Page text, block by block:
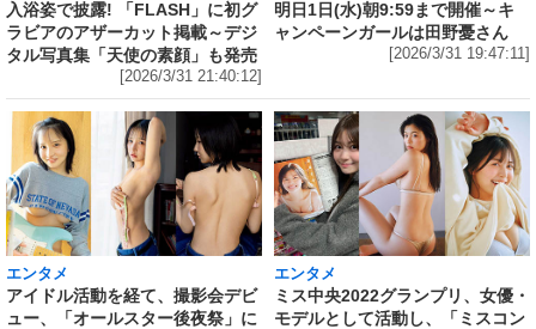
入浴姿で披露! 「FLASH」に初グ
ラビアのアザーカット掲載～デジ
タル写真集「天使の素顔」も発売
[2026/3/31 21:40:12]
明日1日(水)朝9:59まで開催～キ
ャンペーンガールは田野憂さん
[2026/3/31 19:47:11]
エンタメ
アイドル活動を経て、撮影会デビ
ュー、「オールスター後夜祭」に
エンタメ
ミス中央2022グランプリ、女優・
モデルとして活動し、「ミスコン